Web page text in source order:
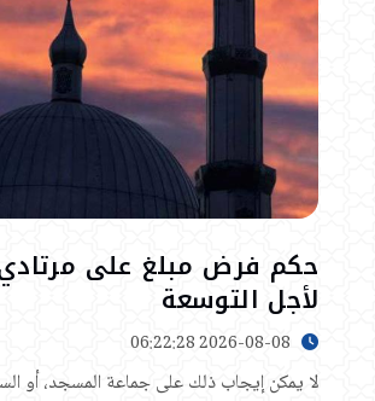
حكم فرض مبلغ على
لأجل التوسعة
لا يمكن إيجاب ذلك على جماعة المسجد، أو